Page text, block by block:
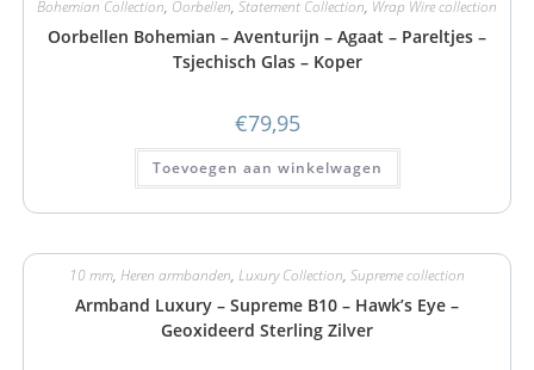
Bohemian Collection, Oorbellen, Statement Collection, Wrap Wire collection
Oorbellen Bohemian – Aventurijn – Agaat – Pareltjes –
Tsjechisch Glas – Koper
€79,95
Toevoegen aan winkelwagen
10 mm, Heren armbanden, Luxury Collection, Supreme collection
Armband Luxury – Supreme B10 – Hawk’s Eye –
Geoxideerd Sterling Zilver